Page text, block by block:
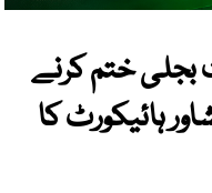
ختم کرنے
ہائیکورٹ کا